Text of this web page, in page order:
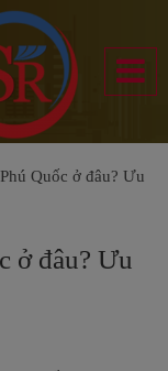
Quốc ở đâu? Ưu
ở đâu? Ưu